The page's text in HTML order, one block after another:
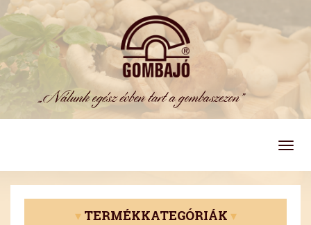
▾TERMÉKKATEGÓRIÁK ▾